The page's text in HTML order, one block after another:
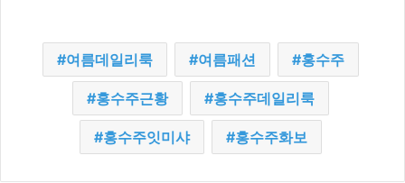
여름데일리룩 여름패션 홍수주
홍수주근황 홍수주데일리룩
홍수주잇미샤 홍수주화보